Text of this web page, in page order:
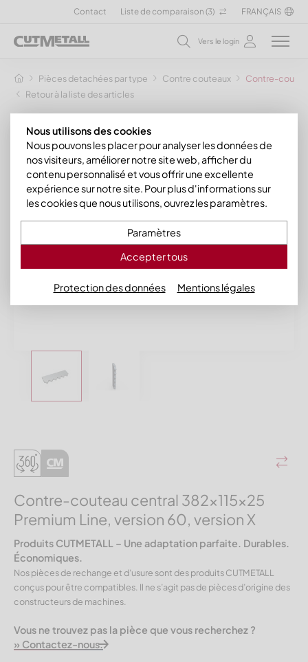
Contact Liste de comparaison (3) FRANÇAIS
Vers le login
Pièces detachées par type Contre couteaux
Contre-
Retour à la liste des articles
Contre-couteau central 382x115x25
Premium Line, version 60, version X
Produits CUTMETALL – Une adaptation parfaite. Durables.
Économiques.
Nos pièces de rechange et d’usure sont des produits CUTMETALL
conçus pour être compatibles. Il ne s’agit pas de pièces d’origine des
constructeurs de machines.
Vous ne trouvez pas la pièce que vous recherchez ?
» Contactez-nous.
Nous utilisons des cookies
Nous pouvons les placer pour analyser les données de
nos visiteurs, améliorer notre site web, afficher du
contenu personnalisé et vous offrir une excellente
expérience sur notre site. Pour plus d'informations sur
les cookies que nous utilisons, ouvrez les paramètres.
Paramètres
Accepter tous
Protection des données Mentions légales